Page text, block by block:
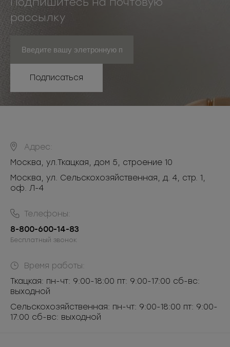
рассылку
Подписаться
Адрес:
Москва, ул.Ткацкая, дом 5, строение 10
Москва, ул. Сельскохозяйственная, д. 4, стр. 1,
оф. Л-4
Телефоны:
8-800-600-14-83
Бесплатный звонок
Время работы:
Ткацкая: пн-чт: 9:00-18:00 пт: 9:00-17:00 сб-вс:
выходной
Сельскохозяйственная: пн-чт: 9:00-18:00 пт: 9:00-
17:00 сб-вс: выходной